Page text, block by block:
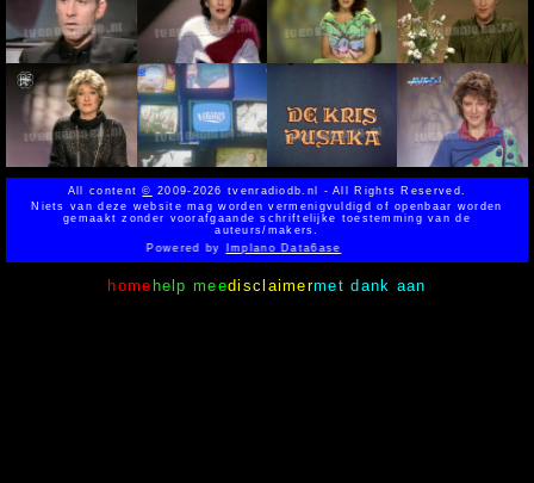
All content© 2009-2026 tvenradiodb.nl - All Rights Reserved.
Niets van deze website mag worden vermenigvuldigd of openbaar worden
gemaakt zonder voorafgaande schriftelijke toestemming van de
auteurs/makers.
Powered by Implano Data6ase
home help meedisclaimermet dank aan